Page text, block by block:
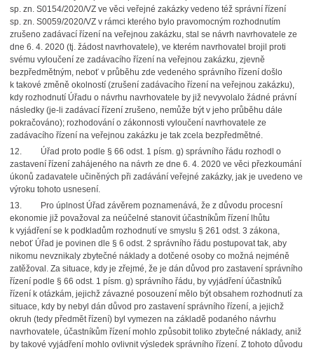
sp. zn. S0154/2020/VZ ve věci veřejné zakázky vedeno též správní řízení
sp. zn. S0059/2020/VZ v rámci kterého bylo pravomocným rozhodnutím
zrušeno zadávací řízení na veřejnou zakázku, stal se návrh navrhovatele ze
dne 6. 4. 2020 (tj. žádost navrhovatele), ve kterém navrhovatel brojil proti
svému vyloučení ze zadávacího řízení na veřejnou zakázku, zjevně
bezpředmětným, neboť v průběhu zde vedeného správního řízení došlo
k takové změně okolností (zrušení zadávacího řízení na veřejnou zakázku),
kdy rozhodnutí Úřadu o návrhu navrhovatele by již nevyvolalo žádné právní
následky (je-li zadávací řízení zrušeno, nemůže být v jeho průběhu dále
pokračováno); rozhodování o zákonnosti vyloučení navrhovatele ze
zadávacího řízení na veřejnou zakázku je tak zcela bezpředmětné.
12.
Úřad proto podle § 66 odst. 1 písm. g) správního řádu rozhodl o
zastavení řízení zahájeného na návrh ze dne 6. 4. 2020 ve věci přezkoumání
úkonů zadavatele učiněných při zadávání veřejné zakázky, jak je uvedeno ve
výroku tohoto usnesení.
13.
Pro úplnost Úřad závěrem poznamenává, že z důvodu procesní
ekonomie již považoval za neúčelné stanovit účastníkům řízení lhůtu
k vyjádření se k podkladům rozhodnutí ve smyslu § 261 odst. 3 zákona,
neboť Úřad je povinen dle § 6 odst. 2 správního řádu postupovat tak, aby
nikomu nevznikaly zbytečné náklady a dotčené osoby co možná nejméně
zatěžoval. Za situace, kdy je zřejmé, že je dán důvod pro zastavení správního
řízení podle § 66 odst. 1 písm. g) správního řádu, by vyjádření účastníků
řízení k otázkám, jejichž závazné posouzení mělo být obsahem rozhodnutí za
situace, kdy by nebyl dán důvod pro zastavení správního řízení, a jejichž
okruh (tedy předmět řízení) byl vymezen na základě podaného návrhu
navrhovatele, účastníkům řízení mohlo způsobit toliko zbytečné náklady, aniž
by takové vyjádření mohlo ovlivnit výsledek správního řízení. Z tohoto důvodu